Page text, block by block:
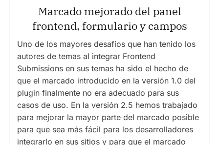
Marcado mejorado del panel
frontend, formulario y campos
Uno de los mayores desafíos que han tenido los
autores de temas al integrar Frontend
Submissions en sus temas ha sido el hecho de
que el marcado introducido en la versión 1.0 del
plugin finalmente no era adecuado para sus
casos de uso. En la versión 2.5 hemos trabajado
para mejorar la mayor parte del marcado posible
para que sea más fácil para los desarrolladores
integrarlo en sus sitios y para que el marcado